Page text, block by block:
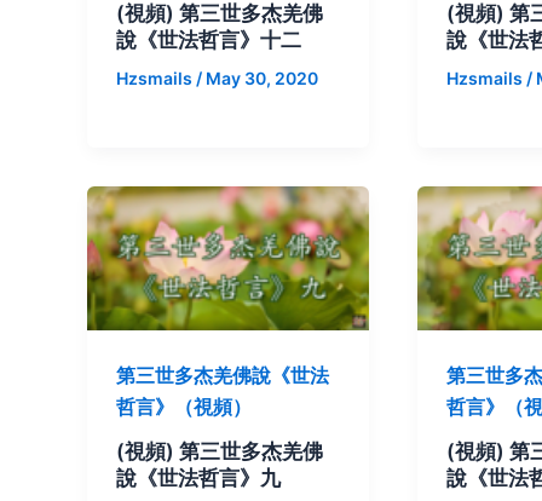
(視頻) 第三世多杰羌佛
說《世法哲言》十二
Hzsmails / May 30, 2020
(視頻) 第
說《世法
Hzsmails /
第三世多杰羌佛說《世法
哲言》（視頻）
(視頻) 第三世多杰羌佛
說《世法哲言》九
第三世多
哲言》（
(視頻) 第
說《世法